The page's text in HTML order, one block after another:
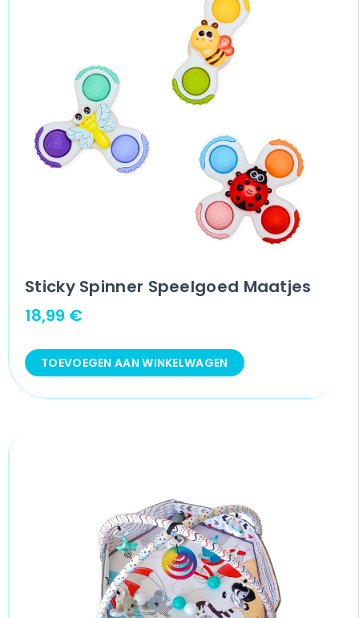
Sticky Spinner Speelgoed Maatjes
18,99 €
TOEVOEGEN AAN WINKELWAGEN